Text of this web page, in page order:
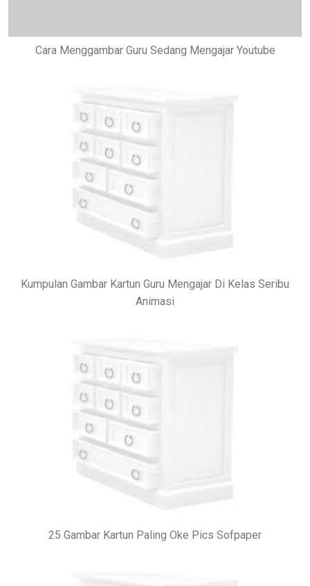
Cara Menggambar Guru Sedang Mengajar Youtube
Kumpulan Gambar Kartun Guru Mengajar Di Kelas Seribu
Animasi
25 Gambar Kartun Paling Oke Pics Sofpaper